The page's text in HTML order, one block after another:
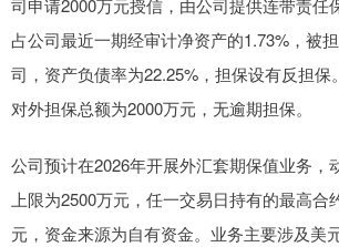
司申请2000万元授信，由公司提供连带责任
占公司最近一期经审计净资产的1.73%，被
司，资产负债率为22.25%，担保设有反担保
对外担保总额为2000万元，无逾期担保。
公司预计在2026年开展外汇套期保值业务，
上限为2500万元，任一交易日持有的最高合
元，资金来源为自有资金。业务主要涉及美